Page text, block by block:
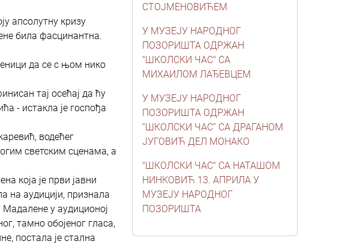
апсолутну кризу
била фасцинантна.
да се с њом нико
тај осећај да ћу
- истакла је госпођа
водећег
светским сценама, а
која је први јавни
на аудицији, признала
Мадалене у аудиционој
тамно обојеног гласа,
постала је стална
СТОЈМЕНОВИЋЕМ
У МУЗЕЈУ НАРОДНОГ
ПОЗОРИШТА ОДРЖАН
"ШКОЛСКИ ЧАС" СА
МИХАИЛОМ ЛАЂЕВЦЕМ
У МУЗЕЈУ НАРОДНОГ
ПОЗОРИШТА ОДРЖАН
“ШКОЛСКИ ЧАС” СА ДРАГАНОМ
ЈУГОВИЋ ДЕЛ МОНАКО
"ШКОЛСКИ ЧАС" СА НАТАШОМ
НИНКОВИЋ 13. АПРИЛА У
МУЗЕЈУ НАРОДНОГ
ПОЗОРИШТА